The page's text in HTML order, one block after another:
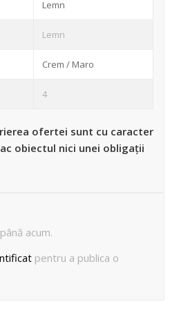
Lemn
Lemn
Crem / Maro
4
ofertei sunt cu caracter
obiectul nici unei obligații
acum.
pentru a publica o